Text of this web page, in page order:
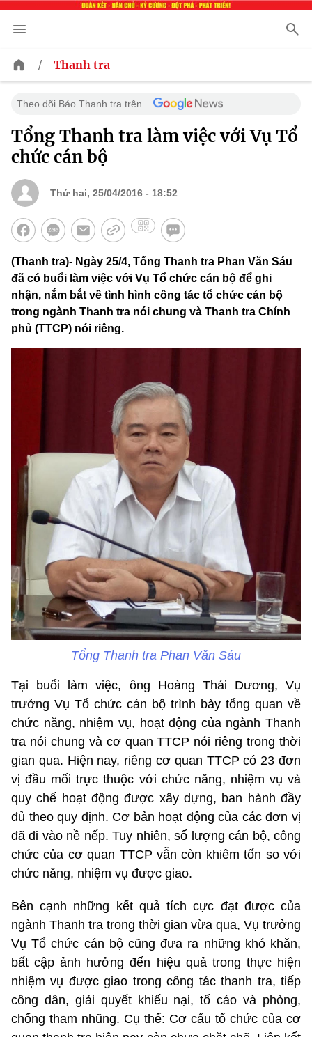
/ Thanh tra
Theo dõi Báo Thanh tra trên
Tổng Thanh tra làm việc với Vụ Tổ
chức cán bộ
Thứ hai, 25/04/2016 - 18:52
(Thanh tra)- Ngày 25/4, Tổng Thanh tra Phan Văn Sáu
đã có buổi làm việc với Vụ Tổ chức cán bộ để ghi
nhận, nắm bắt về tình hình công tác tổ chức cán bộ
trong ngành Thanh tra nói chung và Thanh tra Chính
phủ (TTCP) nói riêng.
Tổng Thanh tra Phan Văn Sáu
Tại buổi làm việc, ông Hoàng Thái Dương, Vụ
trưởng Vụ Tổ chức cán bộ trình bày tổng quan về
chức năng, nhiệm vụ, hoạt động của ngành Thanh
tra nói chung và cơ quan TTCP nói riêng trong thời
gian qua. Hiện nay, riêng cơ quan TTCP có 23 đơn
vị đầu mối trực thuộc với chức năng, nhiệm vụ và
quy chế hoạt động được xây dựng, ban hành đầy
đủ theo quy định. Cơ bản hoạt động của các đơn vị
đã đi vào nề nếp. Tuy nhiên, số lượng cán bộ, công
chức của cơ quan TTCP vẫn còn khiêm tốn so với
chức năng, nhiệm vụ được giao.
Bên cạnh những kết quả tích cực đạt được của
ngành Thanh tra trong thời gian vừa qua, Vụ trưởng
Vụ Tổ chức cán bộ cũng đưa ra những khó khăn,
bất cập ảnh hưởng đến hiệu quả trong thực hiện
nhiệm vụ được giao trong công tác thanh tra, tiếp
công dân, giải quyết khiếu nại, tố cáo và phòng,
chống tham nhũng. Cụ thể: Cơ cấu tổ chức của cơ